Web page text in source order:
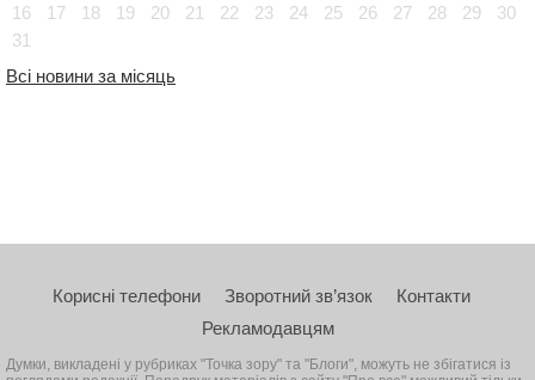
16
17 18 19 20 21 22 23 24 25 26 27 28 29
30
31
Всі новини за місяць
Корисні телефони Зворотний зв’язок
Контакти
Рекламодавцям
Думки, викладені у рубриках "Точка зору" та "Блоги", можуть не збігатися із